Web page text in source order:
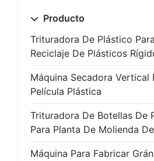
Producto
Trituradora De Plástico Para
Reciclaje De Plásticos
Máquina Secadora Vertical
Película Plástica
Trituradora De Botellas De
Para Planta De Molienda
Máquina Para Fabricar